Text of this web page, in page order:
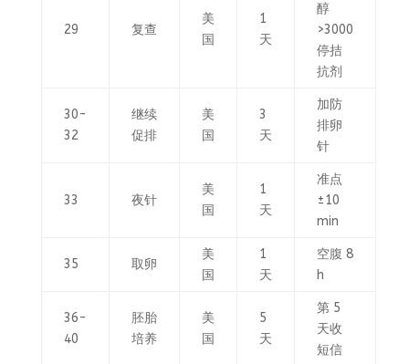
29 复查
美
国
1
天
醇
>3000
停拮
抗剂
30-
32
继续
促排
美
国
3
天
加防
排卵
针
33 夜针
美
国
1
天
准点
±10
min
35 取卵
美
国
1
天
空腹 8
h
36-
40
胚胎
培养
美
国
5
天
第 5
天收
短信